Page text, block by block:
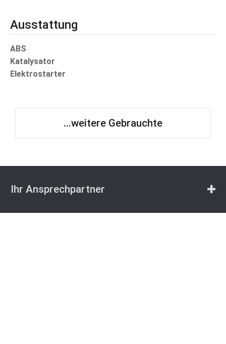
Ausstattung
ABS
Katalysator
Elektrostarter
...weitere Gebrauchte
Ihr Ansprechpartner